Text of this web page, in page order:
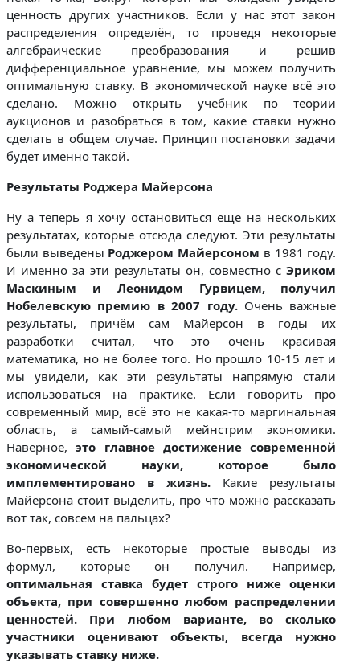
ценность других участников. Если у нас этот закон
распределения определён, то проведя некоторые
алгебраические преобразования и решив
дифференциальное уравнение, мы можем получить
оптимальную ставку. В экономической науке всё это
сделано. Можно открыть учебник по теории
аукционов и разобраться в том, какие ставки нужно
сделать в общем случае. Принцип постановки задачи
будет именно такой.
Результаты Роджера Майерсона
Ну а теперь я хочу остановиться еще на нескольких
результатах, которые отсюда следуют. Эти результаты
были выведены Роджером Майерсоном в 1981 году.
И именно за эти результаты он, совместно сЭриком
Маскиным и Леонидом Гурвицем, получил
Нобелевскую премию в 2007 году. Очень важные
результаты, причём сам Майерсон в годы их
разработки считал, что это очень красивая
математика, но не более того. Но прошло 10-15 лет и
мы увидели, как эти результаты напрямую стали
использоваться на практике. Если говорить про
современный мир, всё это не какая-то маргинальная
область, а самый-самый мейнстрим экономики.
Наверное,это главное достижение современной
экономической науки, которое было
имплементировано в жизнь. Какие результаты
Майерсона стоит выделить, про что можно рассказать
вот так, совсем на пальцах?
Во-первых, есть некоторые простые выводы из
формул, которые он получил. Например,
оптимальная ставка будет строго ниже оценки
объекта, при совершенно любом распределении
ценностей. При любом варианте, во сколько
участники оценивают объекты, всегда нужно
указывать ставку ниже.